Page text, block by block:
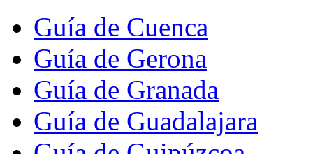
Guía de Cuenca
Guía de Gerona
Guía de Granada
Guía de Guadalajara